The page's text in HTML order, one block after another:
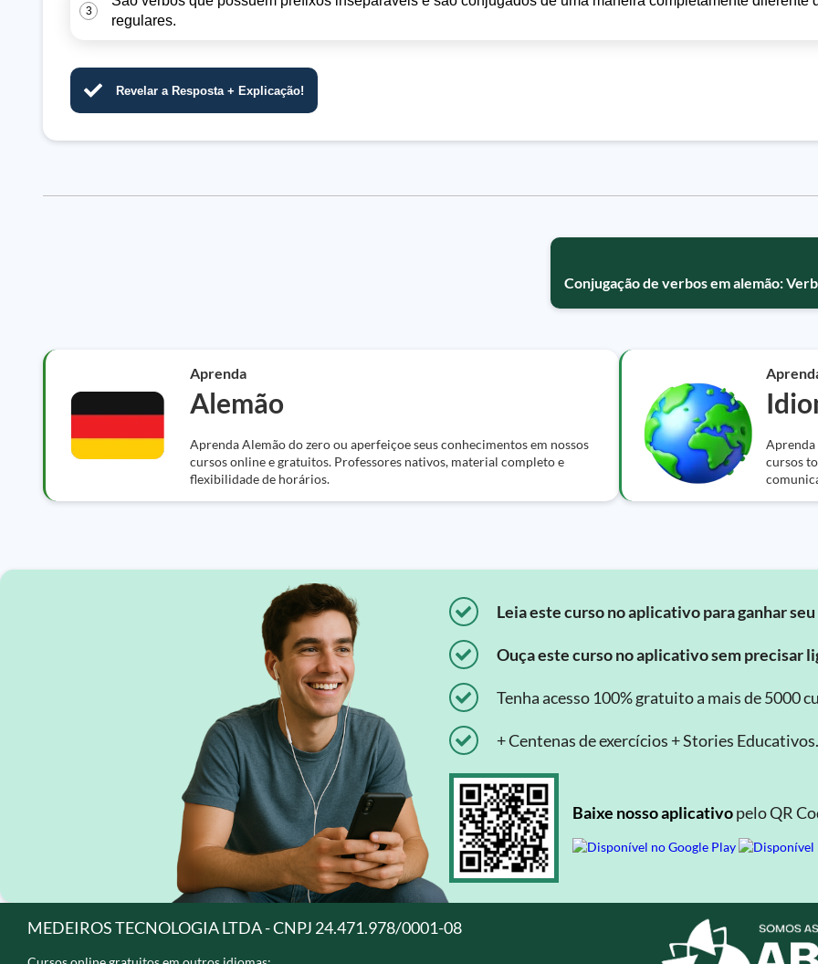
3
regulares.
Revelar a Resposta + Explicação!
Conjugação de verbos em alemão:
Aprenda
Alemão
Aprenda Alemão do zero ou aperfeiçoe seus conhecimentos em nossos
cursos online e gratuitos. Professores nativos, material completo e
flexibilidade de horários.
Aprenda
cursos
Leia este curso no aplicativo para ganhar
Ouça este curso no aplicativo sem precisar
Tenha acesso 100% gratuito a mais de 5000
+ Centenas de exercícios + Stories Educativos.
Baixe nosso aplicativopelo QR
MEDEIROS TECNOLOGIA LTDA - CNPJ 24.471.978/0001-08